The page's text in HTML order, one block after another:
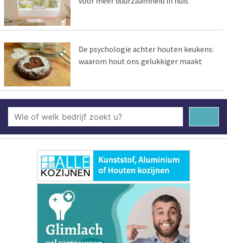
De psychologie achter houten keukens:
waarom hout ons gelukkiger maakt